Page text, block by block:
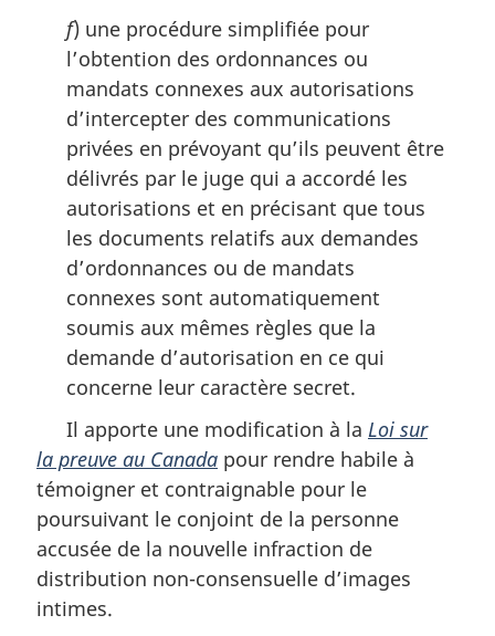
f) une procédure simplifiée pour
l’obtention des ordonnances ou
mandats connexes aux autorisations
d’intercepter des communications
privées en prévoyant qu’ils peuvent être
délivrés par le juge qui a accordé les
autorisations et en précisant que tous
les documents relatifs aux demandes
d’ordonnances ou de mandats
connexes sont automatiquement
soumis aux mêmes règles que la
demande d’autorisation en ce qui
concerne leur caractère secret.
Il apporte une modification à la Loi sur
la preuve au Canada pour rendre habile à
témoigner et contraignable pour le
poursuivant le conjoint de la personne
accusée de la nouvelle infraction de
distribution non-consensuelle d’images
intimes.